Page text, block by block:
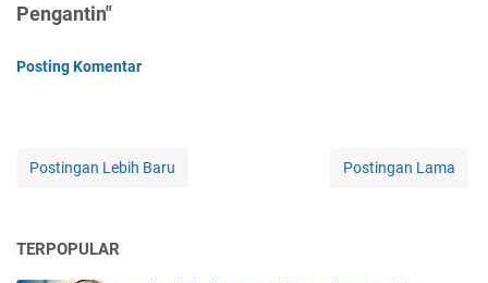
Pengantin"
Posting Komentar
Postingan Lebih Baru Postingan Lama
TERPOPULAR